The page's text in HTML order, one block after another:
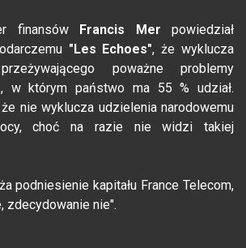
finansów Francis Mer powiedział
"Les Echoes", że wyklucza
poważne problemy
, w którym państwo ma 55 % udział.
że nie wyklucza udzielenia narodowemu
choć na razie nie widzi takiej
podniesienie kapitału France Telecom,
zdecydowanie nie".